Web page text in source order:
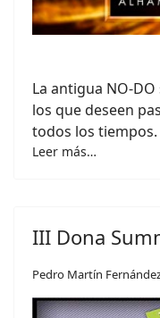
La antigua NO-
los que deseen
todos los tiempos.
Leer más…
III Dona
Pedro Martín